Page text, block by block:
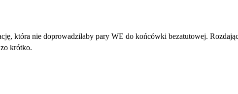
która nie doprowadziłaby pary WE do końcówki bezatutowej.
krótko.